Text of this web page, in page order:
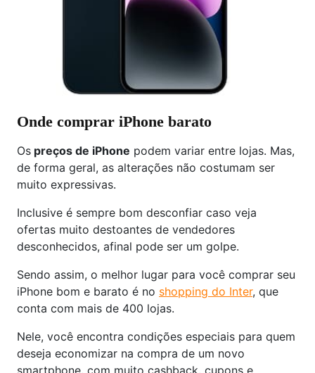
Onde comprar iPhone barato
Os preços de iPhone podem variar entre lojas. Mas,
de forma geral, as alterações não costumam ser
muito expressivas.
Inclusive é sempre bom desconfiar caso veja
ofertas muito destoantes de vendedores
desconhecidos, afinal pode ser um golpe.
Sendo assim, o melhor lugar para você comprar seu
iPhone bom e barato é no shopping do Inter, que
conta com mais de 400 lojas.
Nele, você encontra condições especiais para quem
deseja economizar na compra de um novo
smartphone, com muito cashback, cupons e